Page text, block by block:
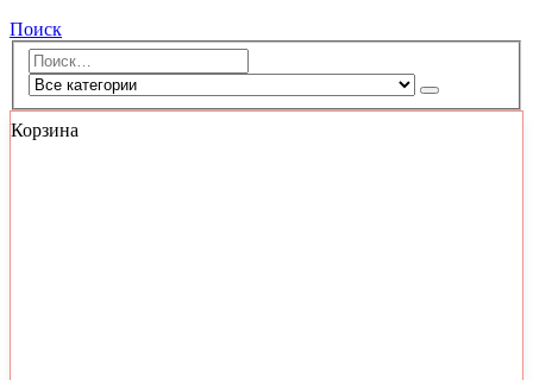
Поиск
Корзина